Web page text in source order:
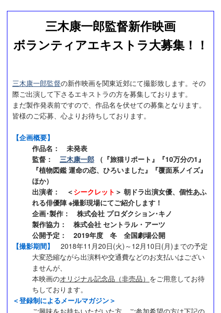
三木康一郎監督新作映画
ボランティアエキストラ大募集！！
三木康一郎監督の新作映画を関東近郊にて撮影致します。その
際ご出演して下さるエキストラの方を募集しております。
まだ製作発表前ですので、作品名を伏せての募集となります。
皆様のご応募、心よりお待ちしております。
【企画概要】
作品名： 未発表
監督： 三木康一郎 （『旅猫リポート』『10万分の1』
『植物図鑑 運命の恋、ひろいました』『覆面系ノイズ』
ほか）
出演者： ＜ シークレット ＞ 朝ドラ出演女優、個性あふ
れる俳優陣 ※撮影現場にてご紹介します！
企画･製作： 株式会社 プロダクション･キノ
製作協力： 株式会社 セントラル・アーツ
公開予定： 2019年度 冬 全国劇場公開
【撮影期間】
2018年11月20日(火)～12月10日(月)までの予定
大変恐縮ながら出演料や交通費などのお支払いはござい
ませんが、
本映画のオリジナル記念品（非売品） をご用意してお待
ちしております。
＜登録制によるメールマガジン＞